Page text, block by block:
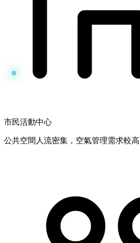
市民活動中心
公共空間人流密集，空氣管理需求較高